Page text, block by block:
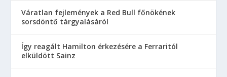
Váratlan fejlemények a Red Bull főnökének
sorsdöntő tárgyalásáról
Így reagált Hamilton érkezésére a Ferraritól
elküldött Sainz